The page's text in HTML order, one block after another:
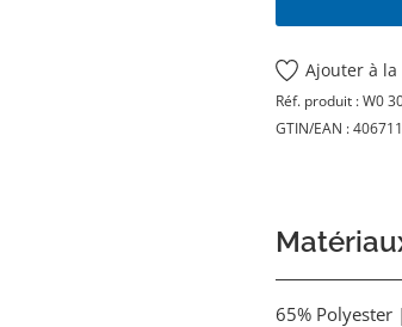
Ajouter à
Réf. produit :W0
GTIN/EAN :
65% Polyester